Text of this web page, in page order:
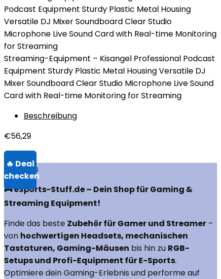
Streaming-Equipment – Kisangel Professional Podcast
Equipment Sturdy Plastic Metal Housing Versatile DJ
Mixer Soundboard Clear Studio Microphone Live Sound
Card with Real-time Monitoring for Streaming
Beschreibung
€56,29
Über uns
🎮 eSports-Stuff.de – Dein Shop für Gaming &
Streaming Equipment!
Finde das beste Zubehör für Gamer und Streamer –
von hochwertigen Headsets, mechanischen
Tastaturen, Gaming-Mäusen bis hin zu RGB-
Setups und Profi-Equipment für E-Sports.
Optimiere dein Gaming-Erlebnis und performe auf